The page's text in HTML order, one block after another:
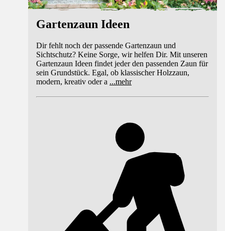
Gartenzaun Ideen
Dir fehlt noch der passende Gartenzaun und
Sichtschutz? Keine Sorge, wir helfen Dir. Mit unseren
Gartenzaun Ideen findet jeder den passenden Zaun für
sein Grundstück. Egal, ob klassischer Holzzaun,
modern, kreativ oder a ...mehr